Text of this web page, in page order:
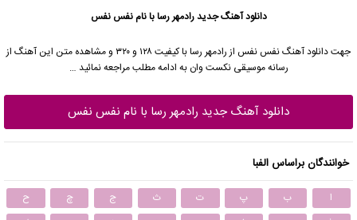
دانلود آهنگ جدیدرادمهر رسا با نام نفس نفس
جهت دانلود آهنگ نفس نفس از رادمهر رسا با کیفیت ۱۲۸ و ۳۲۰ و مشاهده متن این آهنگ از
رسانه موسیقی نکست وان به ادامه مطلب مراجعه نمائید …
دانلود آهنگ جدید رادمهر رسا با نام نفس نفس
خوانندگان براساس الفبا
ا ب پ ت ث ج چ
ح